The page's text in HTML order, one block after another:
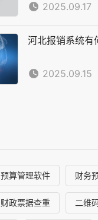
2025.09.17
河北报销系统有
2025.09.15
预算管理软件 财务
财政票据查重 二维